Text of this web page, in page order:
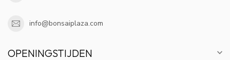
info@bonsaiplaza.com
OPENINGSTIJDEN